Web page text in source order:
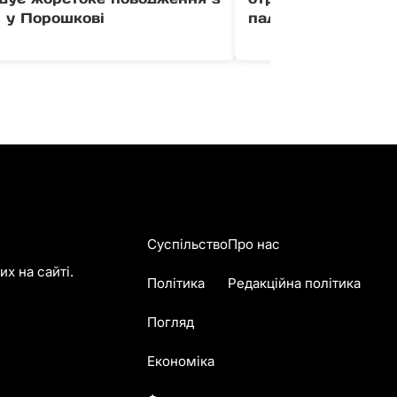
у Порошкові
падіння з
на сайті.
Суспільство
Політика
Погляд
Економіка
Про нас
Редакційна політика